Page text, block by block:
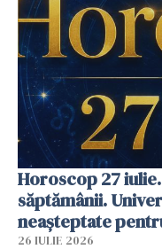
Horoscop 27
săptămânii.
neașteptate
26 IULIE 2026